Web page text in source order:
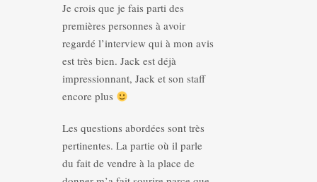
Je crois que je fais parti des
premières personnes à avoir
regardé l’interview qui à mon avis
est très bien. Jack est déjà
impressionnant, Jack et son staff
encore plus
Les questions abordées sont très
pertinentes. La partie où il parle
du fait de vendre à la place de